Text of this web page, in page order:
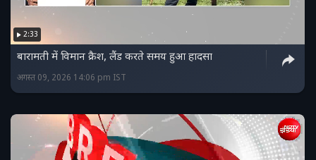
2:33
बारामती में विमान क्रैश, लैंड करते समय हुआ हादसा
अगस्त 09, 2026 14:06 pm IST